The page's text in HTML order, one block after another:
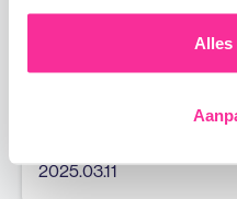
Alles
De voordelen van
2025.03.11